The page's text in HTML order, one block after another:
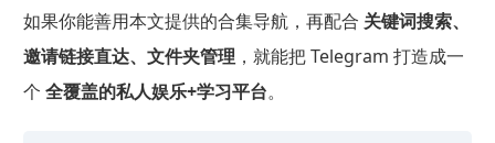
如果你能善用本文提供的合集导航，再配合 关键词搜索、
邀请链接直达、文件夹管理 ，就能把 Telegram 打造成一
个 全覆盖的私人娱乐+学习平台。